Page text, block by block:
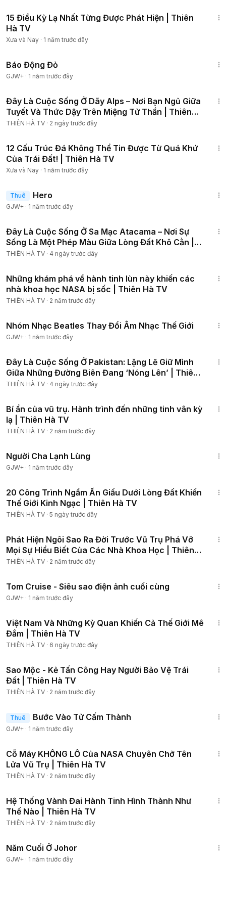
video này. Nó thuộc về những cá nhân hoặc tổ chức xứng
đáng được tôn trọng. Chúng tôi sử dụng theo: Tuyên bố từ
chối trách nhiệm bản quyền, phần 107 của Đạo luật bản
các mục đích như phê bình, bình luận, đưa tin, giảng dạy.
học bổng và nghiên cứu. Nếu có vấn đề về bản quyền xin
- Bản quyền âm nhạc thuộc: Audio Library - YouTube,
storyblocks và elements envato
- Bản quyền hình ảnh họa thuộc: Storyblocks và Elements
15 Điều Kỳ Lạ Nhất Từng Được Phát Hiện | Thiên
Hà TV
Xưa và Nay · 1 năm trước đây
Báo Động Đỏ
GJW+ · 1 năm trước đây
Đây Là Cuộc Sống Ở Dãy Alps – Nơi Bạn Ngủ Giữa
Tuyết Và Thức Dậy Trên Miệng Tử Thần | Thiên
Hà TV
THIÊN HÀ TV · 2 ngày trước đây
12 Cấu Trúc Đá Không Thể Tin Được Từ Q​uá Khứ
Của Trái Đất! | Thiên Hà TV
Xưa và Nay · 1 năm trước đây
Thuê Hero
GJW+ · 1 năm trước đây
Đây Là Cuộc Sống Ở Sa Mạc Atacama – Nơi Sự
Sống Là Một Phép Màu Giữa Lòng Đất Khô Cằn |
Thiên Hà TV
THIÊN HÀ TV · 4 ngày trước đây
Những khám phá về hành tinh lùn này khiến các
nhà khoa học NASA bị sốc | Thiên Hà TV
THIÊN HÀ TV · 2 năm trước đây
Nhóm Nhạc Beatles Thay Đổi Âm Nhạc Thế Giới
GJW+ · 1 năm trước đây
Đây Là Cuộc Sống Ở Pakistan: Lặng Lẽ Giữ Mình
Giữa Những Đường Biên Đang ‘Nóng Lên’ | Thiên
Hà TV
THIÊN HÀ TV · 4 ngày trước đây
Bí ẩn của vũ trụ. Hành trình đến những tinh vân kỳ
lạ | Thiên Hà TV
THIÊN HÀ TV · 2 năm trước đây
Người Cha Lạnh Lùng
GJW+ · 1 năm trước đây
20 Công Trình Ngầm Ẩn Giấu Dưới Lòng Đất Khiến
Thế Giới Kinh Ngạc | Thiên Hà TV
THIÊN HÀ TV · 5 ngày trước đây
Phát Hiện Ngôi Sao Ra Đời Trước Vũ Trụ Phá Vỡ
Mọi Sự Hiểu Biết Của Các Nhà Khoa Học | Thiên
Hà TV
THIÊN HÀ TV · 2 năm trước đây
Tom Cruise - Siêu sao điện ảnh cuối cùng
GJW+ · 1 năm trước đây
Việt Nam Và Những Kỳ Quan Khiến Cả Thế Giới Mê
Đắm | Thiên Hà TV
THIÊN HÀ TV · 6 ngày trước đây
Sao Mộc - Kẻ Tấn Công Hay Người Bảo Vệ Trái
Đất | Thiên Hà TV
THIÊN HÀ TV · 2 năm trước đây
Thuê Bước Vào Tử Cấm Thành
GJW+ · 1 năm trước đây
Cỗ Máy KHỔNG LỒ Của NASA Chuyên Chở Tên
Lửa Vũ Trụ | Thiên Hà TV
THIÊN HÀ TV · 2 năm trước đây
Hệ Thống Vành Đai Hành Tinh Hình Thành Như
Thế Nào | Thiên Hà TV
THIÊN HÀ TV · 2 năm trước đây
Năm Cuối Ở Johor
GJW+ · 1 năm trước đây